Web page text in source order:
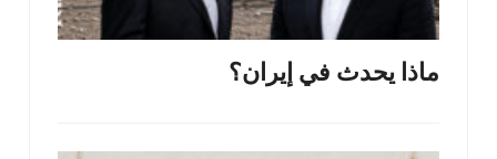
ماذا يحدث في إيران؟